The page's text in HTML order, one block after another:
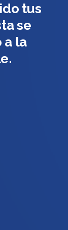
tus
se
a la